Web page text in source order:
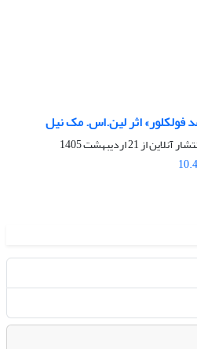
فولکلور» اثر لین.اس. مک نیل
آنلاین از21 اردیبهشت 1405